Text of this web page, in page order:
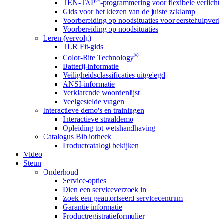
TEN-TAP -programmering voor flexibele
Gids voor het kiezen van de juiste zaklamp
Voorbereiding op noodsituaties voor
Voorbereiding op noodsituaties
Leren (vervolg)
TLR Fit-gids
Color-Rite Technology®
Batterij-informatie
Veiligheidsclassificaties uitgelegd
ANSI-informatie
Verklarende woordenlijst
Veelgestelde vragen
Interactieve demo's en trainingen
Interactieve straaldemo
Opleiding tot wetshandhaving
Catalogus Bibliotheek
Productcatalogi bekijken
Video
Steun
Onderhoud
Service-opties
Dien een serviceverzoek in
Zoek een geautoriseerd servicecentrum
Garantie informatie
Productregistratieformulier